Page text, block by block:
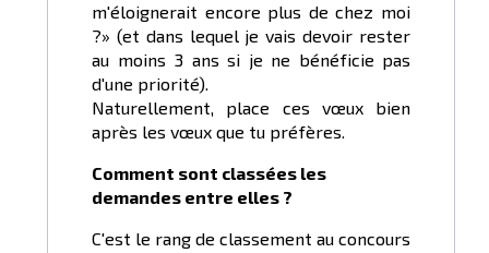
m'éloignerait encore plus de chez moi
?» (et dans lequel je vais devoir rester
au moins 3 ans si je ne bénéficie pas
d'une priorité).
Naturellement, place ces vœux bien
après les vœux que tu préfères.
Comment sont classées les
demandes entre elles ?
C'est le rang de classement au concours